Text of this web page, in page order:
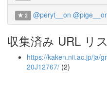
2 @peryt__on
収集済み URL リ
https://kaken.nii.ac.jp/ja/
20J12767/ (2)